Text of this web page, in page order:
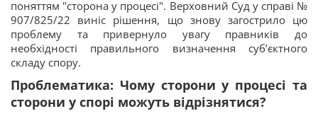
поняттям "сторона у процесі". Верховний Суд у справі №
907/825/22 виніс рішення, що знову загострило цю
проблему та привернуло увагу правників до
необхідності правильного визначення суб’єктного
складу спору.
Проблематика: Чому сторони у процесі та
сторони у спорі можуть відрізнятися?